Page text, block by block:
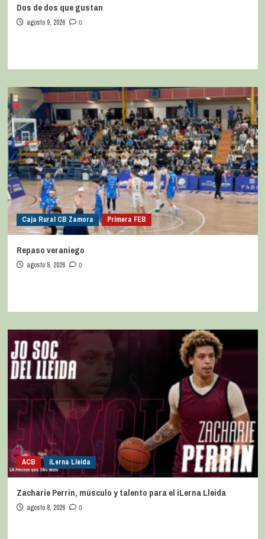
Dos de dos que gustan
agosto 9, 2026 0
Caja Rural CB Zamora Primera FEB
Repaso veraniego
agosto 8, 2026 0
ACB iLerna Lleida
Zacharie Perrin, músculo y talento para el iLerna Lleida
agosto 8, 2026 0